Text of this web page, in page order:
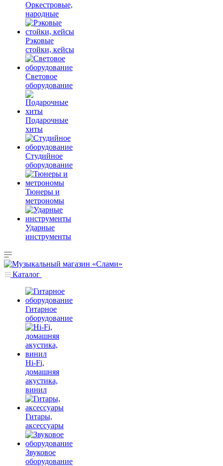
Оркестровые,
народные
Рэковые
стойки, кейсы
Световое
оборудование
Подарочные
хиты
Студийное
оборудование
Тюнеры и
метрономы
Ударные
инструменты
Каталог
Гитарное
оборудование
Hi-Fi,
домашняя
акустика,
винил
Гитары,
аксессуары
Звуковое
оборудование